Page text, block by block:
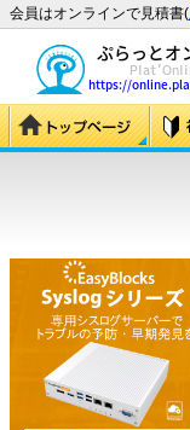
会員はオンラインで見積書(